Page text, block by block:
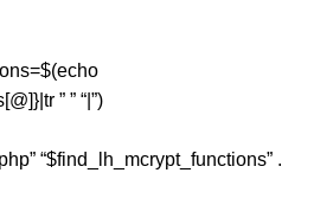
” ” “|”)
“$find_lh_mcrypt_functions” .